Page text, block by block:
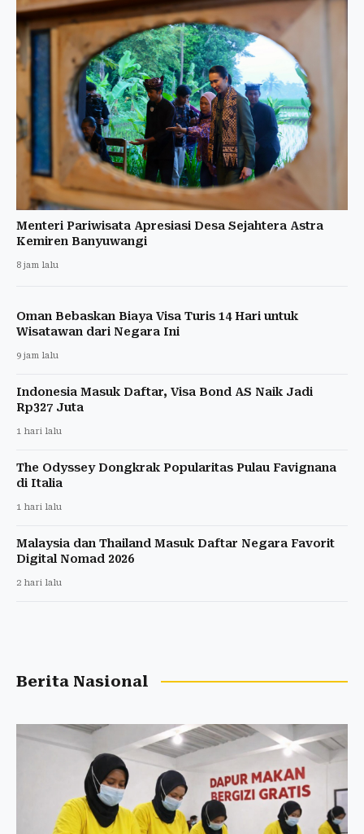
Menteri Pariwisata Apresiasi Desa Sejahtera Astra
Kemiren Banyuwangi
8 jam lalu
Oman Bebaskan Biaya Visa Turis 14 Hari untuk
Wisatawan dari Negara Ini
9 jam lalu
Indonesia Masuk Daftar, Visa Bond AS Naik Jadi
Rp327 Juta
1 hari lalu
The Odyssey Dongkrak Popularitas Pulau Favignana
di Italia
1 hari lalu
Malaysia dan Thailand Masuk Daftar Negara Favorit
Digital Nomad 2026
2 hari lalu
Berita Nasional